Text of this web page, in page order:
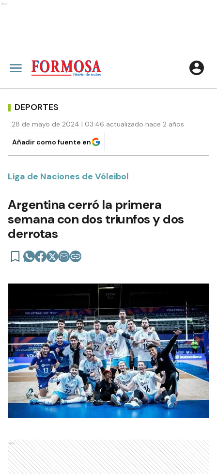
Ads
DEPORTES
28 de mayo de 2024 | 03:46 actualizado hace 2 años
Añadir como fuente en
Liga de Naciones de Vóleibol
Argentina cerró la primera
semana con dos triunfos y dos
derrotas
Ads